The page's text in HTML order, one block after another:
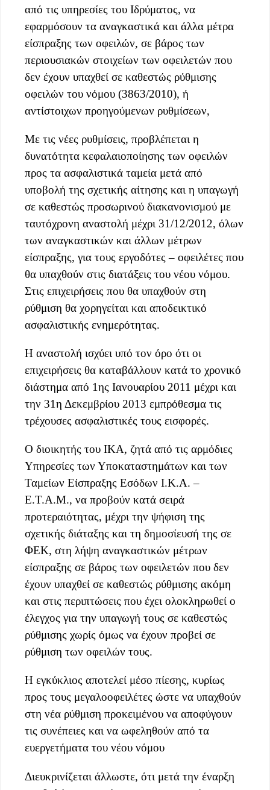
από τις υπηρεσίες του Ιδρύματος, να
εφαρμόσουν τα αναγκαστικά και άλλα μέτρα
είσπραξης των οφειλών, σε βάρος των
περιουσιακών στοιχείων των οφειλετών που
δεν έχουν υπαχθεί σε καθεστώς ρύθμισης
οφειλών του νόμου (3863/2010), ή
αντίστοιχων προηγούμενων ρυθμίσεων,
Με τις νέες ρυθμίσεις, προβλέπεται η
δυνατότητα κεφαλαιοποίησης των οφειλών
προς τα ασφαλιστικά ταμεία μετά από
υποβολή της σχετικής αίτησης και η υπαγωγή
σε καθεστώς προσωρινού διακανονισμού με
ταυτόχρονη αναστολή μέχρι 31/12/2012, όλων
των αναγκαστικών και άλλων μέτρων
είσπραξης, για τους εργοδότες – οφειλέτες που
θα υπαχθούν στις διατάξεις του νέου νόμου.
Στις επιχειρήσεις που θα υπαχθούν στη
ρύθμιση θα χορηγείται και αποδεικτικό
ασφαλιστικής ενημερότητας.
Η αναστολή ισχύει υπό τον όρο ότι οι
επιχειρήσεις θα καταβάλλουν κατά το χρονικό
διάστημα από 1ης Ιανουαρίου 2011 μέχρι και
την 31η Δεκεμβρίου 2013 εμπρόθεσμα τις
τρέχουσες ασφαλιστικές τους εισφορές.
Ο διοικητής του ΙΚΑ, ζητά από τις αρμόδιες
Υπηρεσίες των Υποκαταστημάτων και των
Ταμείων Είσπραξης Εσόδων Ι.Κ.Α. –
Ε.Τ.Α.Μ., να προβούν κατά σειρά
προτεραιότητας, μέχρι την ψήφιση της
σχετικής διάταξης και τη δημοσίευσή της σε
ΦΕΚ, στη λήψη αναγκαστικών μέτρων
είσπραξης σε βάρος των οφειλετών που δεν
έχουν υπαχθεί σε καθεστώς ρύθμισης ακόμη
και στις περιπτώσεις που έχει ολοκληρωθεί ο
έλεγχος για την υπαγωγή τους σε καθεστώς
ρύθμισης χωρίς όμως να έχουν προβεί σε
ρύθμιση των οφειλών τους.
Η εγκύκλιος αποτελεί μέσο πίεσης, κυρίως
προς τους μεγαλοοφειλέτες ώστε να υπαχθούν
στη νέα ρύθμιση προκειμένου να αποφύγουν
τις συνέπειες και να ωφεληθούν από τα
ευεργετήματα του νέου νόμου
Διευκρινίζεται άλλωστε, ότι μετά την έναρξη